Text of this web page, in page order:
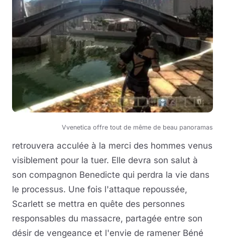
Vvenetica offre tout de même de beau panoramas
retrouvera acculée à la merci des hommes venus
visiblement pour la tuer. Elle devra son salut à
son compagnon Benedicte qui perdra la vie dans
le processus. Une fois l'attaque repoussée,
Scarlett se mettra en quête des personnes
responsables du massacre, partagée entre son
désir de vengeance et l'envie de ramener Béné